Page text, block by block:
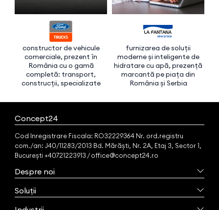
constructor de vehicule
comerciale, prezent în
România cu o gamă
completă: transport,
construcții, specializate
furnizarea de soluții
moderne și inteligente de
hidratare cu apă, prezență
marcantă pe piața din
România și Serbia
Concept24
Cod Inregistrare Fiscala: RO32229364 Nr. ord.registru
com./an: J40/11283/2013 Bd. Mărăști, Nr. 2A, Etaj 3, Sector 1,
București +40721223913 / office@concept24.ro
Despre noi
Soluții